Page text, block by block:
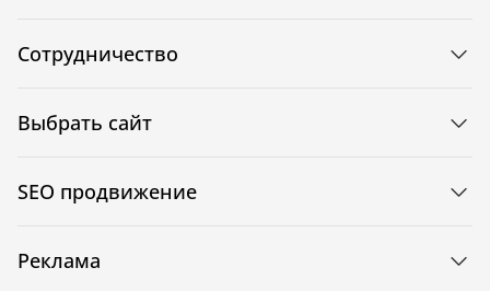
Сотрудничество
Выбрать сайт
SEO продвижение
Реклама